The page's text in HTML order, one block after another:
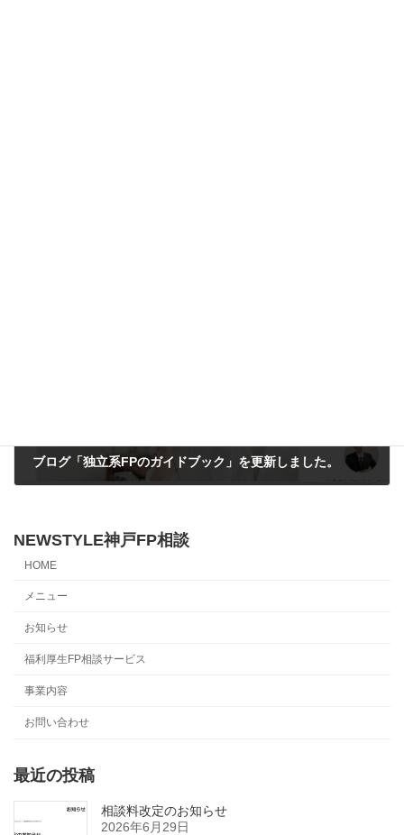
ブログ「独立系FPのガイドブック」を更新しました。
NEWSTYLE神戸FP相談
HOME
メニュー
お知らせ
福利厚生FP相談サービス
事業内容
お問い合わせ
最近の投稿
相談料改定のお知らせ
2026年6月29日